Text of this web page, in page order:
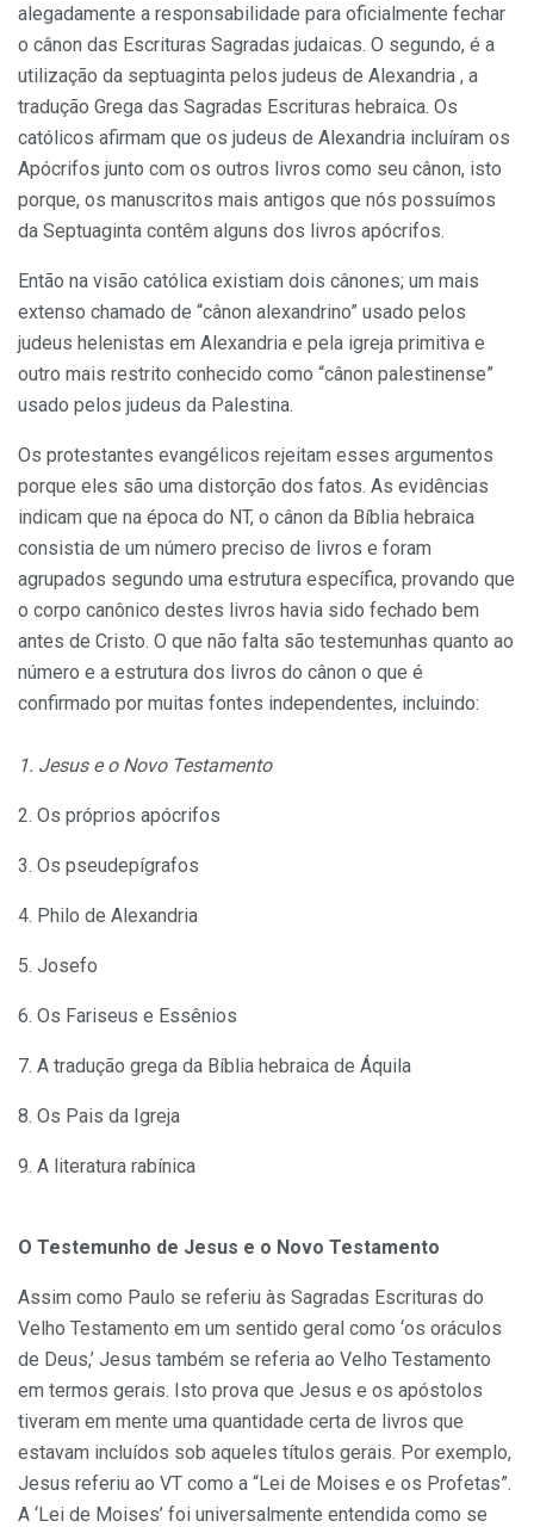
alegadamente a responsabilidade para oficialmente fechar
o cânon das Escrituras Sagradas judaicas. O segundo, é a
utilização da septuaginta pelos judeus de Alexandria , a
tradução Grega das Sagradas Escrituras hebraica. Os
católicos afirmam que os judeus de Alexandria incluíram os
Apócrifos junto com os outros livros como seu cânon, isto
porque, os manuscritos mais antigos que nós possuímos
da Septuaginta contêm alguns dos livros apócrifos.
Então na visão católica existiam dois cânones; um mais
extenso chamado de “cânon alexandrino” usado pelos
judeus helenistas em Alexandria e pela igreja primitiva e
outro mais restrito conhecido como “cânon palestinense”
usado pelos judeus da Palestina.
Os protestantes evangélicos rejeitam esses argumentos
porque eles são uma distorção dos fatos. As evidências
indicam que na época do NT, o cânon da Bíblia hebraica
consistia de um número preciso de livros e foram
agrupados segundo uma estrutura específica, provando que
o corpo canônico destes livros havia sido fechado bem
antes de Cristo. O que não falta são testemunhas quanto ao
número e a estrutura dos livros do cânon o que é
confirmado por muitas fontes independentes, incluindo:
1. Jesus e o Novo Testamento
2. Os próprios apócrifos
3. Os pseudepígrafos
4. Philo de Alexandria
5. Josefo
6. Os Fariseus e Essênios
7. A tradução grega da Bíblia hebraica de Áquila
8. Os Pais da Igreja
9. A literatura rabínica
O Testemunho de Jesus e o Novo Testamento
Assim como Paulo se referiu às Sagradas Escrituras do
Velho Testamento em um sentido geral como ‘os oráculos
de Deus,’ Jesus também se referia ao Velho Testamento
em termos gerais. Isto prova que Jesus e os apóstolos
tiveram em mente uma quantidade certa de livros que
estavam incluídos sob aqueles títulos gerais. Por exemplo,
Jesus referiu ao VT como a “Lei de Moises e os Profetas”.
A ‘Lei de Moises’ foi universalmente entendida como se